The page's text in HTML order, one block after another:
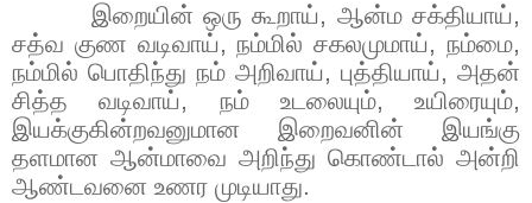
இறையின் ஒரு கூறாய், ஆன்ம சக்தியாய்,
சத்வ குண வடிவாய், நம்மில் சகலமுமாய், நம்மை,
நம்மில் பொதிந்து நம் அறிவாய், புத்தியாய், அதன்
சித்த வடிவாய், நம் உடலையும், உயிரையும்,
இயக்குகின்றவனுமான இறைவனின் இயங்கு
தளமான ஆன்மாவை அறிந்து கொண்டால் அன்றி
ஆண்டவனை உணர முடியாது.